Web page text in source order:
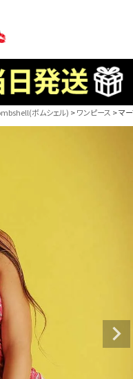
。
のトータル
新で斬新な
ダンサー必
購入可能。
はダンサー
B/bomb
【B/
「これど
好き女子
レッスン
ボムシェル) ワンピース マ